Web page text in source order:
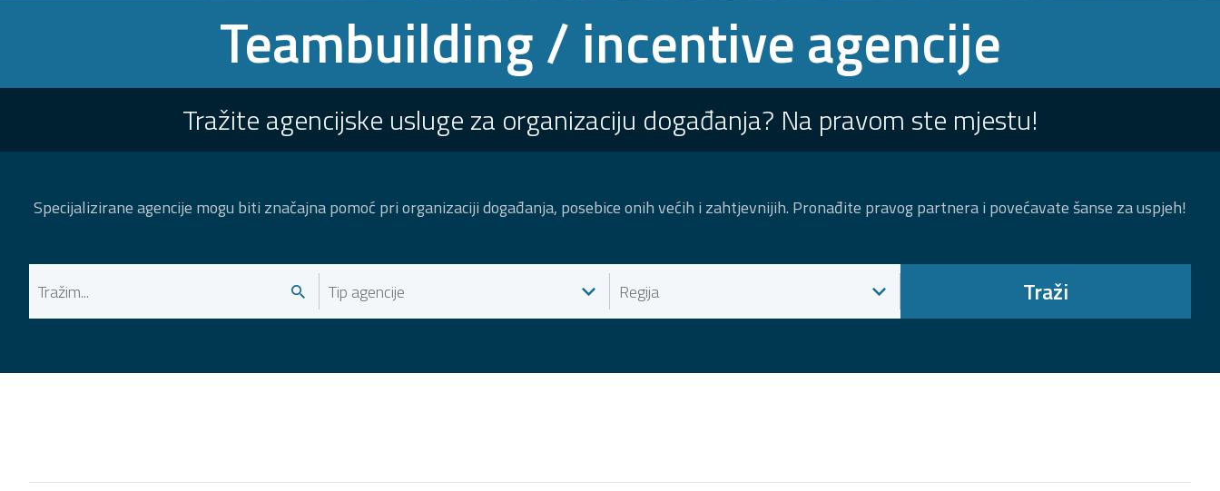
Teambuilding / incentive agencije
Tražite agencijske usluge za organizaciju događanja? Na pravom ste mjestu!
Specijalizirane agencije mogu biti značajna pomoć pri organizaciji događanja, posebice onih većih i zahtjevnijih. Pronađite pravog partnera i povećavate šanse za uspjeh!
Traži